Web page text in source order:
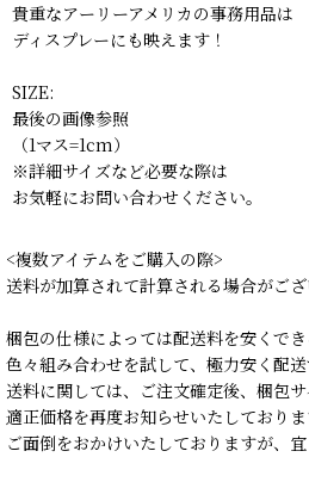
貴重なアーリーアメリカの事務用品は
ディスプレーにも映えます！
SIZE:
最後の画像参照
（1マス=1cm）
※詳細サイズなど必要な際は
お気軽にお問い合わせください。
<複数アイテムをご購入の際>
送料が加算されて計算される場合がござ
梱包の仕様によっては配送料を安くでき
色々組み合わせを試して、極力安く配
送料に関しては、ご注文確定後、梱包
適正価格を再度お知らせいたしておりま
ご面倒をおかけいたしておりますが、宜